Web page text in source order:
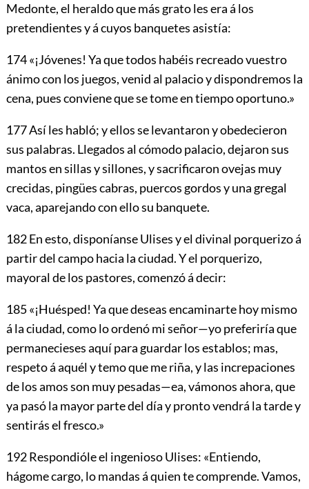
Medonte, el heraldo que más grato les era á los
pretendientes y á cuyos banquetes asistía:
174«¡Jóvenes! Ya que todos habéis recreado vuestro
ánimo con los juegos, venid al palacio y dispondremos la
cena, pues conviene que se tome en tiempo oportuno.»
177Así les habló; y ellos se levantaron y obedecieron
sus palabras. Llegados al cómodo palacio, dejaron sus
mantos en sillas y sillones, y sacrificaron ovejas muy
crecidas, pingües cabras, puercos gordos y una gregal
vaca, aparejando con ello su banquete.
182En esto, disponíanse Ulises y el divinal porquerizo á
partir del campo hacia la ciudad. Y el porquerizo,
mayoral de los pastores, comenzó á decir:
185«¡Huésped! Ya que deseas encaminarte hoy mismo
á la ciudad, como lo ordenó mi señor—yo preferiría que
permanecieses aquí para guardar los establos; mas,
respeto á aquél y temo que me riña, y las increpaciones
de los amos son muy pesadas—ea, vámonos ahora, que
ya pasó la mayor parte del día y pronto vendrá la tarde y
sentirás el fresco.»
192Respondióle el ingenioso Ulises: «Entiendo,
hágome cargo, lo mandas á quien te comprende. Vamos,